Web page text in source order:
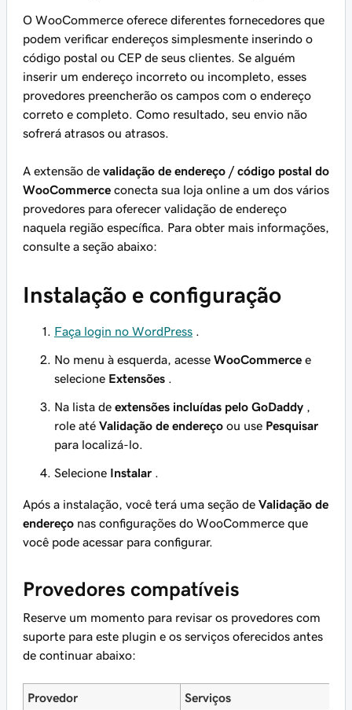
O WooCommerce oferece diferentes fornecedores que
podem verificar endereços simplesmente inserindo o
código postal ou CEP de seus clientes. Se alguém
inserir um endereço incorreto ou incompleto, esses
provedores preencherão os campos com o endereço
correto e completo. Como resultado, seu envio não
sofrerá atrasos ou atrasos.
A extensão de validação de endereço / código postal do
WooCommerce conecta sua loja online a um dos vários
provedores para oferecer validação de endereço
naquela região específica. Para obter mais informações,
consulte a seção abaixo:
Instalação e configuração
Faça login no WordPress
No menu à esquerda, acesse WooCommerce e
selecione Extensões
Na lista de extensões incluídas pelo GoDaddy
role até Validação de endereço ou use Pesquisar
para localizá-lo.
Selecione Instalar
Após a instalação, você terá uma seção de Validação de
endereço nas configurações do WooCommerce que
você pode acessar para configurar.
Provedores compatíveis
Reserve um momento para revisar os provedores com
suporte para este plugin e os serviços oferecidos antes
de continuar abaixo:
Provedor Serviços